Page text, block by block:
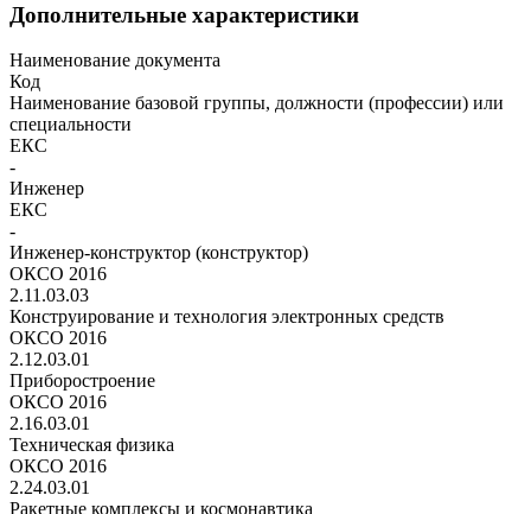
Дополнительные характеристики
Наименование документа
Код
Наименование базовой группы, должности (профессии) или
специальности
ЕКС
-
Инженер
ЕКС
-
Инженер-конструктор (конструктор)
ОКСО 2016
2.11.03.03
Конструирование и технология электронных средств
ОКСО 2016
2.12.03.01
Приборостроение
ОКСО 2016
2.16.03.01
Техническая физика
ОКСО 2016
2.24.03.01
Ракетные комплексы и космонавтика